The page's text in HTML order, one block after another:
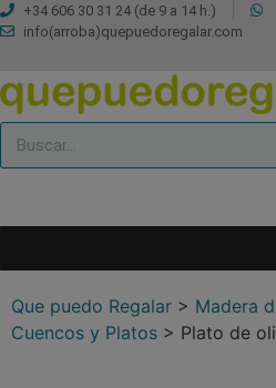
+34 606 30 31 24 (de 9 a 14 h.)
info(arroba)quepuedoregalar.com
Que puedo Regalar > Madera
Cuencos y Platos > Plato de